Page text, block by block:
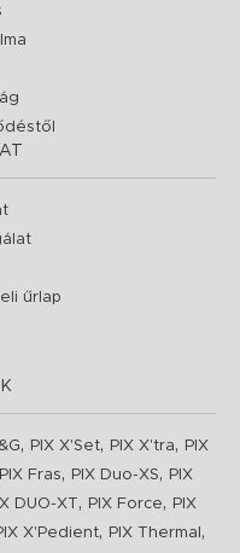
űrlap
, PIX X'Set, PIX X'tra,
PIX
PIX Fras, PIX Duo-XS,
PIX
DUO-XT, PIX Force,
PIX
X'Pedient, PIX Thermal ,